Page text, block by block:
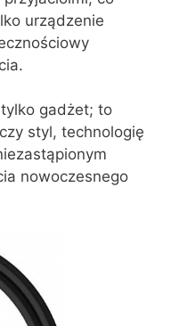
urządzenie
gadżet; to
styl, technologię
nowoczesnego